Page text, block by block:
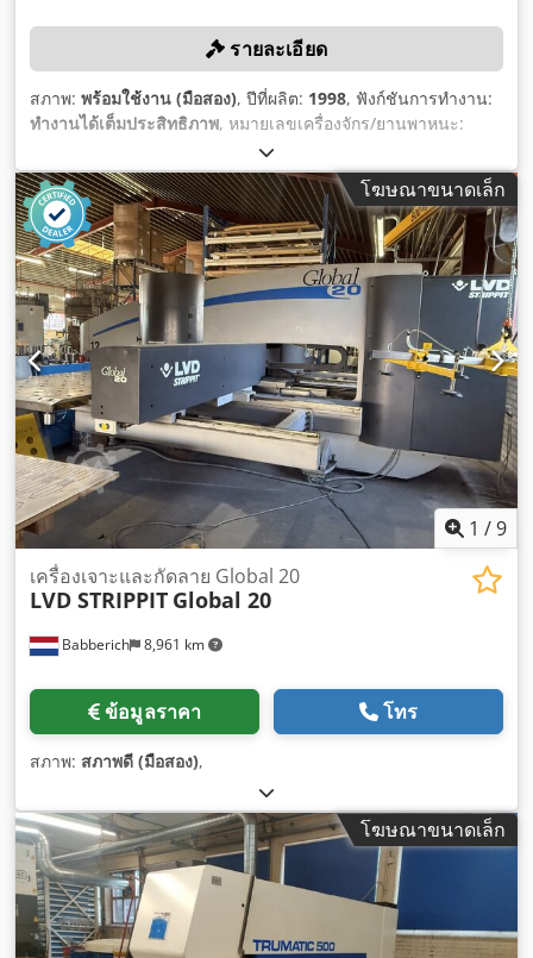
รายละเอียด
สภาพ: พร้อมใช้งาน (มือสอง), ปีที่ผลิต: 1998, ฟังก์ชันการทำงาน:
ทำงานได้เต็มประสิทธิภาพ, หมายเลขเครื่องจักร/ยานพาหนะ:
, ความหนาแผ่น (สูงสุด):
เคลื่อนที่แกน X:2,070 มม, ระยะเคลื่อนที่แกน Y:1,280 มม, เส้น
ผ่านศูนย์กลางการปั๊ม:76 มม, โฆษณาขนาดเล็ก
1 /9
Babberich 8,961 km
เครื่องเจาะและกัดลาย Global 20
LVD STRIPPIT Global 20
ข้อมูลราคา โทร
สภาพ: สภาพดี (มือสอง),
โฆษณาขนาดเล็ก